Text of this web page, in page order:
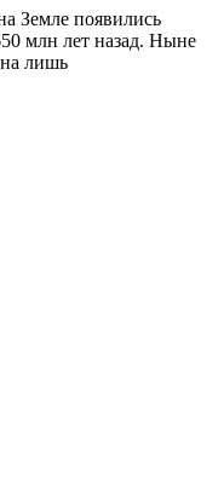
Земле появились
млн лет назад. Ныне
лишь